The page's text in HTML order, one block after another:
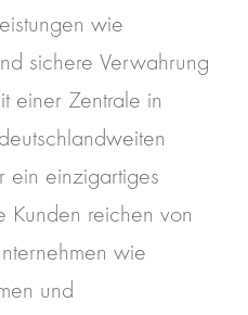
wie
sichere Verwahrung
einer Zentrale in
ein einzigartiges
Kunden reichen von
wie
und